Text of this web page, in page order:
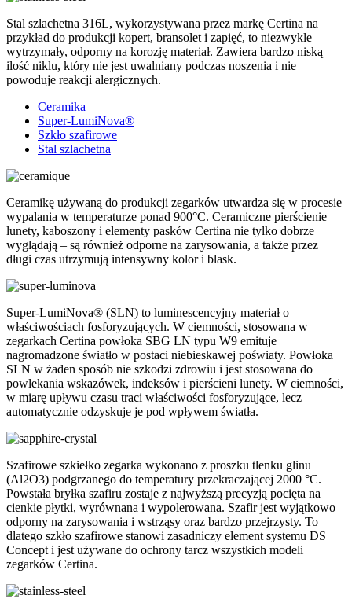
Stal szlachetna 316L, wykorzystywana przez markę Certina na
przykład do produkcji kopert, bransolet i zapięć, to niezwykle
wytrzymały, odporny na korozję materiał. Zawiera bardzo niską
ilość niklu, który nie jest uwalniany podczas noszenia i nie
powoduje reakcji alergicznych.
Ceramika
Super-LumiNova®
Szkło szafirowe
Stal szlachetna
Ceramikę używaną do produkcji zegarków utwardza się w procesie
wypalania w temperaturze ponad 900°C. Ceramiczne pierścienie
lunety, kaboszony i elementy pasków Certina nie tylko dobrze
wyglądają – są również odporne na zarysowania, a także przez
długi czas utrzymują intensywny kolor i blask.
Super-LumiNova® (SLN) to luminescencyjny materiał o
właściwościach fosforyzujących. W ciemności, stosowana w
zegarkach Certina powłoka SBG LN typu W9 emituje
nagromadzone światło w postaci niebieskawej poświaty. Powłoka
SLN w żaden sposób nie szkodzi zdrowiu i jest stosowana do
powlekania wskazówek, indeksów i pierścieni lunety. W ciemności,
w miarę upływu czasu traci właściwości fosforyzujące, lecz
automatycznie odzyskuje je pod wpływem światła.
Szafirowe szkiełko zegarka wykonano z proszku tlenku glinu
(Al2O3) podgrzanego do temperatury przekraczającej 2000 °C.
Powstała bryłka szafiru zostaje z najwyższą precyzją pocięta na
cienkie płytki, wyrównana i wypolerowana. Szafir jest wyjątkowo
odporny na zarysowania i wstrząsy oraz bardzo przejrzysty. To
dlatego szkło szafirowe stanowi zasadniczy element systemu DS
Concept i jest używane do ochrony tarcz wszystkich modeli
zegarków Certina.